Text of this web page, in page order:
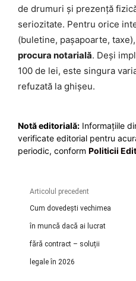
de drumuri și prezență
seriozitate. Pentru orice
(buletine, pașapoarte, taxe),
procura notarială. Deși
100 de lei, este singura
refuzată la ghișeu.
Notă editorială: Informațiile
verificate editorial pentru
periodic, conform Politicii
Articolul precedent
Cum dovedești vechimea
în muncă dacă ai lucrat
fără contract – soluții
legale în 2026